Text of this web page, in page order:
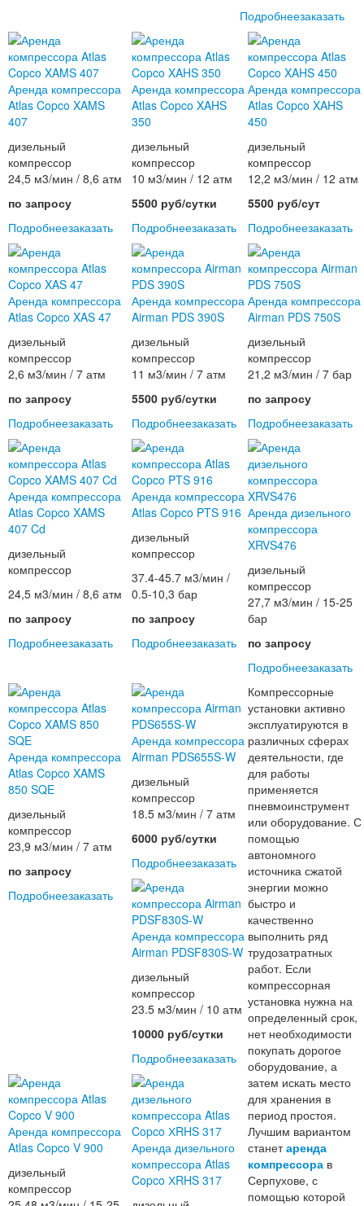
Подробнеезаказать
Аренда компрессора
Atlas Copco XAMS
407
дизельный
компрессор
24,5 м3/мин / 8,6 атм
по запросу
Подробнеезаказать
Аренда компрессора
Atlas Copco XAHS
350
дизельный
компрессор
10 м3/мин / 12 атм
5500 руб/сутки
Подробнеезаказать
Аренда компрессора
Atlas Copco XAHS
450
дизельный
компрессор
12,2 м3/мин / 12 атм
5500 руб/сут
Подробнеезаказать
Аренда компрессора
Atlas Copco XAS 47
дизельный
компрессор
2,6 м3/мин / 7 атм
по запросу
Подробнеезаказать
Аренда компрессора
Airman PDS 390S
дизельный
компрессор
11 м3/мин / 7 атм
5500 руб/сутки
Подробнеезаказать
Аренда компрессора
Airman PDS 750S
дизельный
компрессор
21,2 м3/мин / 7 бар
по запросу
Подробнеезаказать
Аренда компрессора
Atlas Copco XAMS
407 Cd
дизельный
компрессор
24,5 м3/мин / 8,6 атм
по запросу
Подробнеезаказать
Аренда компрессора
Atlas Copco PTS 916
дизельный
компрессор
37.4-45.7 м3/мин /
0.5-10,3 бар
по запросу
Подробнеезаказать
Аренда дизельного
компрессора
XRVS476
дизельный
компрессор
27,7 м3/мин / 15-25
бар
по запросу
Подробнеезаказать
Аренда компрессора
Atlas Copco XAMS
850 SQE
дизельный
компрессор
23,9 м3/мин / 7 атм
по запросу
Подробнеезаказать
Аренда компрессора
Airman PDS655S-W
дизельный
компрессор
18.5 м3/мин / 7 атм
6000 руб/сутки
Подробнеезаказать
Аренда компрессора
Airman PDSF830S-W
дизельный
компрессор
23.5 м3/мин / 10 атм
10000 руб/сутки
Подробнеезаказать
Аренда компрессора
Atlas Copco V 900
дизельный
компрессор
Аренда дизельного
компрессора Atlas
Copco ХRHS 317
Компрессорные
установки активно
эксплуатируются в
различных сферах
деятельности, где
для работы
применяется
пневмоинструмент
или оборудование. С
помощью
автономного
источника сжатой
энергии можно
быстро и
качественно
выполнить ряд
трудозатратных
работ. Если
компрессорная
установка нужна на
определенный срок,
нет необходимости
покупать дорогое
оборудование, а
затем искать место
для хранения в
период простоя.
Лучшим вариантом
станетаренда
компрессора в
Серпухове, с
помощью которой